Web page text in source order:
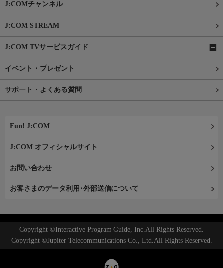
J:COMチャンネル
J:COM STREAM
J:COM TVサービスガイド
イベント・プレゼント
サポート・よくある質問
Fun! J:COM
J:COM オフィシャルサイト
お問い合わせ
お客さまのデータ利用･外部送信について
Copyright ©Interactive Program Guide, Inc.All Rights Reserved.
Copyright ©Jupiter Telecommunications Co., Ltd.All Rights Reserved.